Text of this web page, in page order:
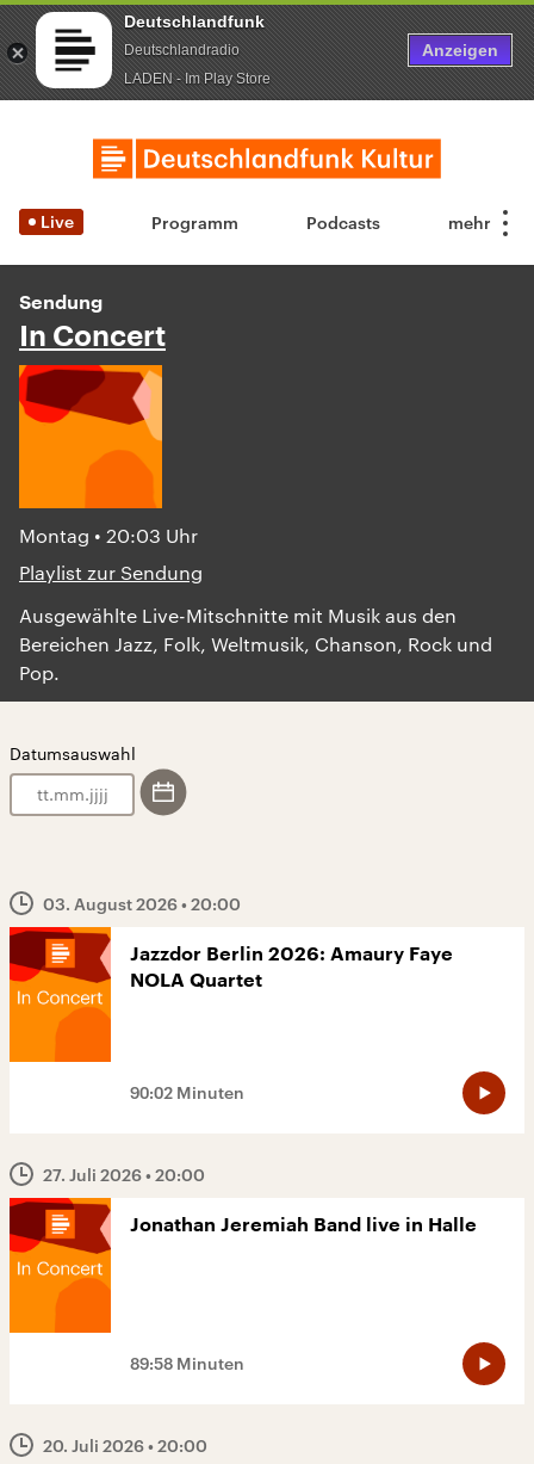
Deutschlandfunk
Deutschlandradio
LADEN - Im Play Store
Anzeigen
Live Programm Podcasts
Sendung
In Concert
Montag • 20:03 Uhr
Playlist zur Sendung
Ausgewählte Live-Mitschnitte mit Musik aus den
Bereichen Jazz, Folk, Weltmusik, Chanson, Rock und
Pop.
Datumsauswahl
.
.
03. August 2026• 20:00
Jazzdor Berlin 2026: Amaury Faye
NOLA Quartet
90:02 Minuten
27. Juli 2026• 20:00
Jonathan Jeremiah Band live in Halle
89:58 Minuten
20. Juli 2026• 20:00